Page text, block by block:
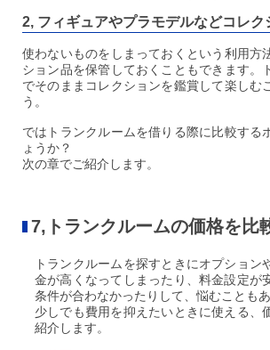
2, フィギュアやプラモデルなどコレク
使わないものをしまっておくという利用方
ション品を保管しておくこともできます。
でそのままコレクションを鑑賞して楽しむ
う。
ではトランクルームを借りる際に比較する
ょうか？
次の章でご紹介します。
7,トランクルームの価格を比
トランクルームを探すときにオプション
金が高くなってしまったり、料金設定が
条件が合わなかったりして、悩むことも
少しでも費用を抑えたいときに使える、
紹介します。